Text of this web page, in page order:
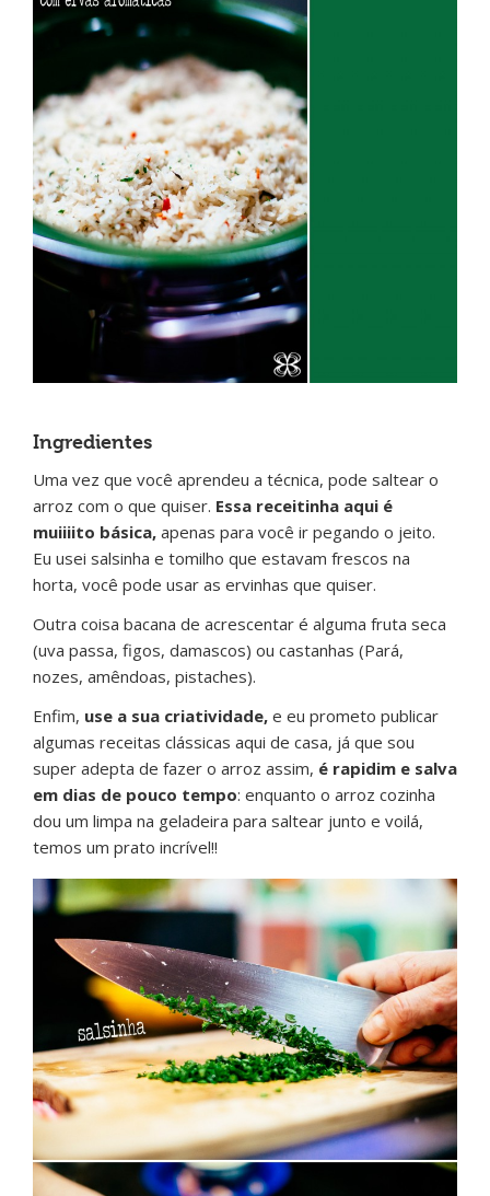
Ingredientes
Uma vez que você aprendeu a técnica, pode saltear o
arroz com o que quiser. Essa receitinha aqui é
muiiiito básica, apenas para você ir pegando o jeito.
Eu usei salsinha e tomilho que estavam frescos na
horta, você pode usar as ervinhas que quiser.
Outra coisa bacana de acrescentar é alguma fruta seca
(uva passa, figos, damascos) ou castanhas (Pará,
nozes, amêndoas, pistaches).
Enfim, use a sua criatividade, e eu prometo publicar
algumas receitas clássicas aqui de casa, já que sou
super adepta de fazer o arroz assim, é rapidim e salva
em dias de pouco tempo: enquanto o arroz cozinha
dou um limpa na geladeira para saltear junto e voilá,
temos um prato incrível!!